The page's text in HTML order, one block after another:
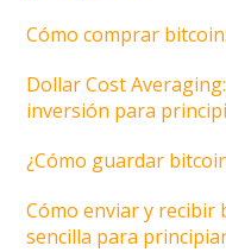
Cómo comprar
Dollar Cost
inversión para
¿Cómo guardar
Cómo enviar y recibir
sencilla para